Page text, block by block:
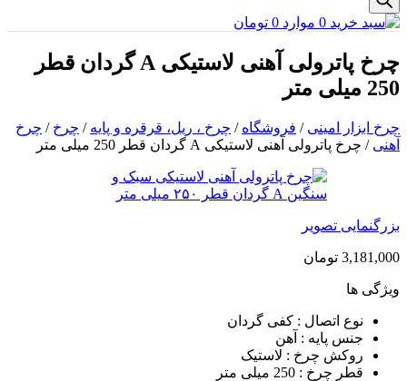
0 موارد 0 تومان
چرخ پاترولی آهنی لاستیکی A گردان قطر
250 میلی متر
چرخ ابزار امینی / فروشگاه / چرخ ، ریل، قرقره و پایه / چرخ / چرخ
آهنی / چرخ پاترولی آهنی لاستیکی A گردان قطر 250 میلی متر
بزرگنمایی تصویر
3,181,000 تومان
ویژگی ها
نوع اتصال : کفی گردان
جنس پایه : آهن
روکش چرخ : لاستیک
قطر چرخ : 250 میلی متر